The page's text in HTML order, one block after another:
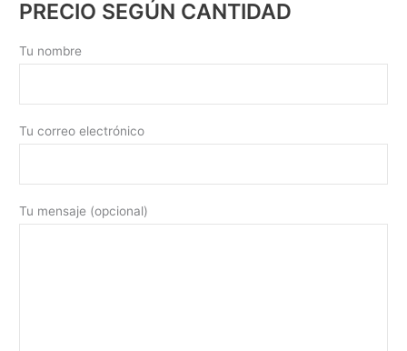
PRECIO SEGÚN CANTIDAD
Tu nombre
Tu correo electrónico
Tu mensaje (opcional)